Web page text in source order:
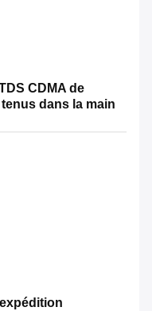
CDMA de
dans la main